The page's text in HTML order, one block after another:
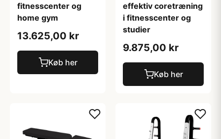
fitnesscenter og
home gym
13.625,00 kr
Køb her
effektiv coretræning
i fitnesscenter og
studier
9.875,00 kr
Køb her